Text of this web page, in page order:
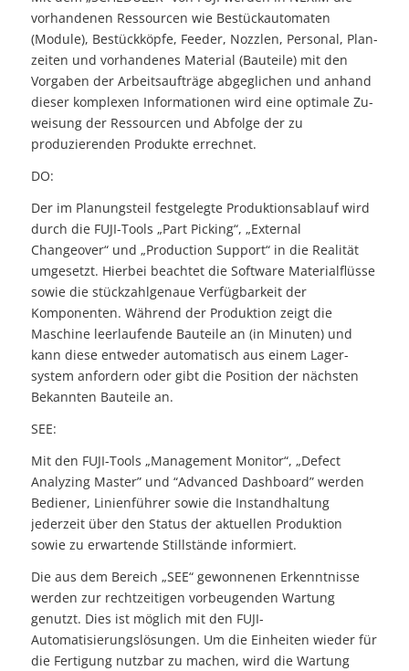
vorhandenen Ressourcen wie Bestückautomaten
(Module), Bestückköpfe, Feeder, Nozzlen, Personal, Plan­
zeiten und vorhandenes Material (Bauteile) mit den
Vorgaben der Arbeitsaufträge abgeglichen und anhand
dieser komplexen Informationen wird eine optimale Zu­
weisung der Ressourcen und Abfolge der zu
produzierenden Produkte errechnet.
DO:
Der im Planungsteil festgelegte Produktionsablauf wird
durch die FUJI-Tools „Part Picking“, „External
Changeover“ und „Production Support“ in die Realität
umgesetzt. Hierbei beachtet die Software Materialflüsse
sowie die stückzahlgenaue Verfüg­barkeit der
Komponenten. Während der Produktion zeigt die
Maschine leerlaufende Bauteile an (in Minuten) und
kann diese entweder automatisch aus einem Lager­
system anfordern oder gibt die Position der nächsten
Bekannten Bauteile an.
SEE:
Mit den FUJI-Tools „Management Monitor“, „Defect
Analyzing Master” und “Advanced Dashboard” werden
Bediener, Linienführer sowie die Instandhaltung
jederzeit über den Status der aktuellen Produktion
sowie zu erwartende Stillstände informiert.
Die aus dem Bereich „SEE“ gewonnenen Erkenntnisse
werden zur rechtzeitigen vor­beugenden Wartung
genutzt. Dies ist möglich mit den FUJI-
Automatisierungslösun­gen. Um die Einheiten wieder für
die Fertigung nutzbar zu machen, wird die Wartung